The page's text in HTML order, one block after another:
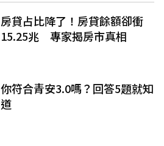
房貸占比降了！房貸餘額卻衝
15.25兆 專家揭房市真相
你符合青安3.0嗎？回答5題就知
道